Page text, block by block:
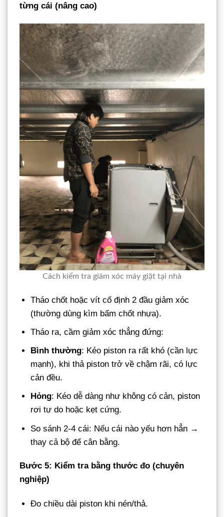
từng cái (nâng cao)
Cách kiểm tra giảm xóc máy giặt tại nhà
Tháo chốt hoặc vít cố định 2 đầu giảm xóc
(thường dùng kìm bấm chốt nhựa).
Tháo ra, cầm giảm xóc thẳng đứng:
Bình thường: Kéo piston ra rất khó (cần lực
mạnh), khi thả piston trở về chậm rãi, có lực
cản đều.
Hỏng: Kéo dễ dàng như không có cản, piston
rơi tự do hoặc kẹt cứng.
So sánh 2-4 cái: Nếu cái nào yếu hơn hẳn →
thay cả bộ để cân bằng.
Bước 5: Kiểm tra bằng thước đo (chuyên
nghiệp)
Đo chiều dài piston khi nén/thả.